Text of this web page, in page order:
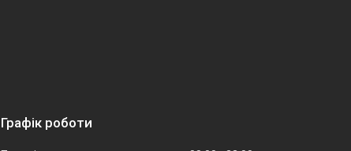
Графік роботи